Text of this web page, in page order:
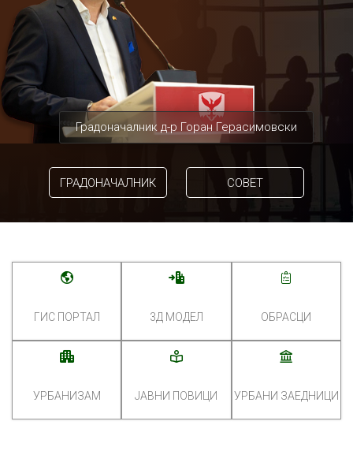
Градоначалник д-р Горан Герасимовски
ГРАДОНАЧАЛНИК СОВЕТ
ГИС ПОРТАЛ 3Д МОДЕЛ ОБРАСЦИ
УРБАНИЗАМ ЈАВНИ ПОВИЦИ УРБАНИ ЗАЕДНИЦИ